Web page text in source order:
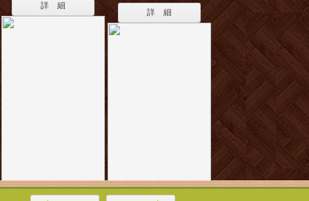
詳 細
詳 細